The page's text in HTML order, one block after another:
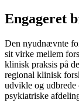
Engageret
Den nyudnævnte
sit virke mellem
klinisk praksis på
regional klinisk
udvikle og
psykiatriske